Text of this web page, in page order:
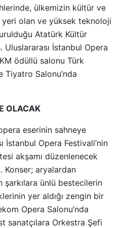
ülkemizin kültür ve
yeri olan ve yüksek teknoloji
Atatürk Kültür
Uluslararası İstanbul Opera
ödüllü salonu Türk
Tiyatro Salonu’nda
OLACAK
eserinin sahneye
İstanbul Opera Festivali’nin
akşamı düzenlenecek
Konser; aryalardan
ünlü bestecilerin
yer aldığı zengin bir
Opera Salonu’nda
sanatçılara Orkestra Şefi